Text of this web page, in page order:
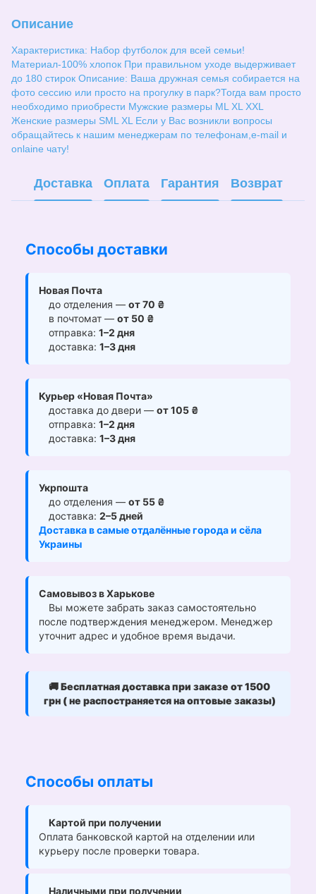
Описание
Характеристика: Набор футболок для всей семьи!
Материал-100% хлопок При правильном уходе выдерживает
до 180 стирок Описание: Ваша дружная семья собирается на
фото сессию или просто на прогулку в парк?Тогда вам просто
необходимо приобрести Мужские размеры ML XL ХХL
Женские размеры SML XL Если у Вас возникли вопросы
обращайтесь к нашим менеджерам по телефонам,e-mail и
onlaine чату!
Доставка Оплата Гарантия Возврат
Способы доставки
Новая Почта
до отделения — от 70 ₴
в почтомат — от 50 ₴
отправка: 1–2 дня
доставка: 1–3 дня
Курьер «Новая Почта»
доставка до двери — от 105 ₴
отправка: 1–2 дня
доставка: 1–3 дня
Укрпошта
до отделения — от 55 ₴
доставка: 2–5 дней
Доставка в самые отдалённые города и сёла
Украины
Самовывоз в Харькове
Вы можете забрать заказ самостоятельно
после подтверждения менеджером. Менеджер
уточнит адрес и удобное время выдачи.
🚚Бесплатная доставка при заказе от 1500
грн ( не распостраняется на оптовые заказы)
Способы оплаты
Картой при получении
Оплата банковской картой на отделении или
курьеру после проверки товара.
Наличными при получении